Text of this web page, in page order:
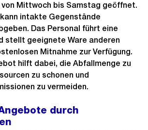
Mittwoch bis Samstag geöffnet.
intakte Gegenstände
Das Personal führt eine
stellt geeignete Ware anderen
Mitnahme zur Verfügung.
hilft dabei, die Abfallmenge zu
zu schonen und
zu vermeiden.
durch